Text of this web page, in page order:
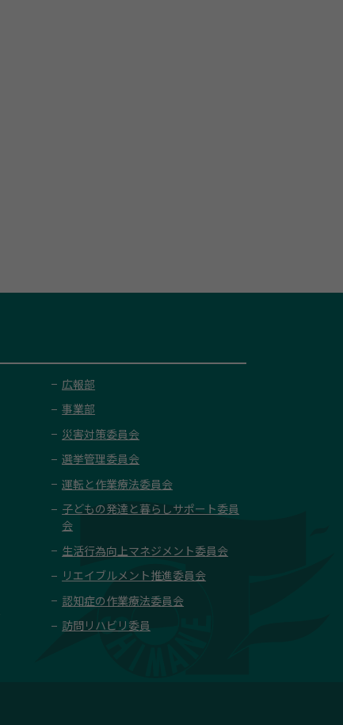
広報部
事業部
災害対策委員会
選挙管理委員会
運転と作業療法委員会
子どもの発達と暮らしサポート委員
会
生活行為向上マネジメント委員会
リエイブルメント推進委員会
認知症の作業療法委員会
訪問リハビリ委員